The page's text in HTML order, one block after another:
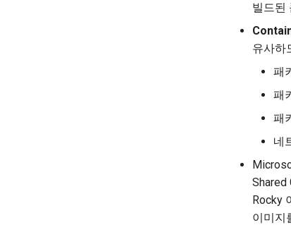
빌드된
유사하
패
패
패
네
Rocky
이미지